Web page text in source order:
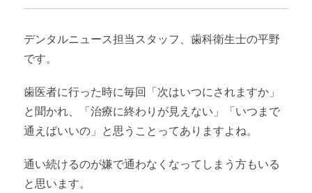
デンタルニュース担当スタッフ、歯科衛生士の平野
です。
歯医者に行った時に毎回「次はいつにされますか」
と聞かれ、「治療に終わりが見えない」「いつまで
通えばいいの」と思うことってありますよね。
通い続けるのが嫌で通わなくなってしまう方もいる
と思います。